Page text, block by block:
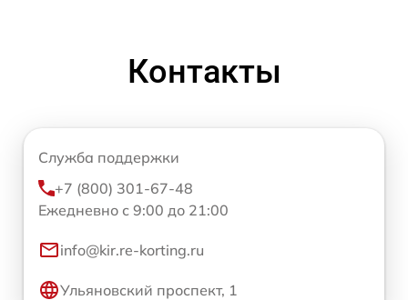
Контакты
Служба поддержки
+7 (800) 301-67-48
Ежедневно с 9:00 до 21:00
info@kir.re-korting.ru
Ульяновский проспект, 1